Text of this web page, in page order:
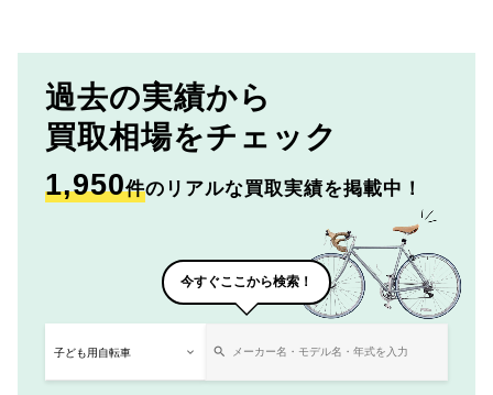
過去の実績から
買取相場をチェック
1,950件のリアルな買取実績を掲載中！
今すぐここから検索！